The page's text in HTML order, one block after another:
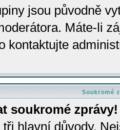
jsou původně
Máte-li
kontaktujte
Soukromé
soukromé zprávy!
hlavní důvody.